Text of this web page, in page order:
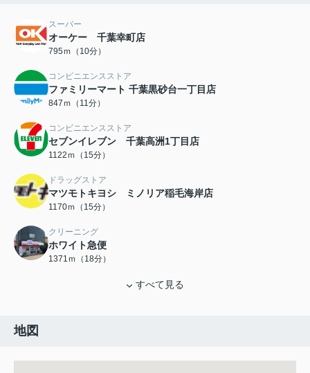
スーパー
オーケー 千葉幸町店
795ｍ（10分）
コンビニエンスストア
ファミリーマート 千葉黒砂台一丁目店
847ｍ（11分）
コンビニエンスストア
セブンイレブン 千葉高洲1丁目店
1122ｍ（15分）
ドラッグストア
マツモトキヨシ ミノリア稲毛海岸店
1170ｍ（15分）
クリーニング
ホワイト急便
1371ｍ（18分）
すべて見る
地図